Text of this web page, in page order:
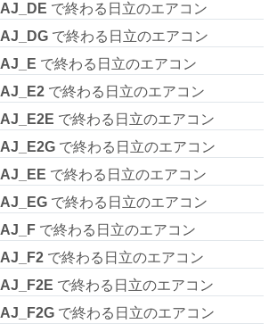
AJ_DE で終わる日立のエアコン
AJ_DG で終わる日立のエアコン
AJ_E で終わる日立のエアコン
AJ_E2 で終わる日立のエアコン
AJ_E2E で終わる日立のエアコン
AJ_E2G で終わる日立のエアコン
AJ_EE で終わる日立のエアコン
AJ_EG で終わる日立のエアコン
AJ_F で終わる日立のエアコン
AJ_F2 で終わる日立のエアコン
AJ_F2E で終わる日立のエアコン
AJ_F2G で終わる日立のエアコン